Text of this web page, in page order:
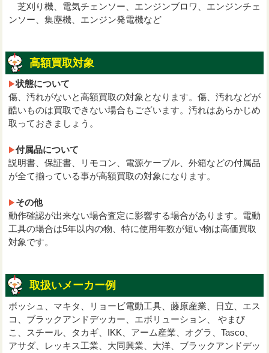
芝刈り機、電気チェンソー、エンジンブロワ、エンジンチェ
ンソー、集塵機、エンジン発電機など
高額買取対象
状態について
傷、汚れがないと高額買取の対象となります。傷、汚れなどが
酷いものは買取できない場合もございます。汚れはあらかじめ
取っておきましょう。
付属品について
説明書、保証書、リモコン、電源ケーブル、外箱などの付属品
が全て揃っている事が高額買取の対象になります。
その他
動作確認が出来ない場合査定に影響する場合があります。電動
工具の場合は5年以内の物、特に使用年数が短い物は高価買取
対象です。
取扱いメーカー例
ボッシュ、マキタ、リョービ電動工具、藤原産業、日立、エス
コ、ブラックアンドデッカー、エボリューション、 やまび
こ、スチール、タカギ、IKK、アーム産業、オグラ、Tasco、
アサダ、レッキス工業、大同興業、大洋、ブラックアンドデッ